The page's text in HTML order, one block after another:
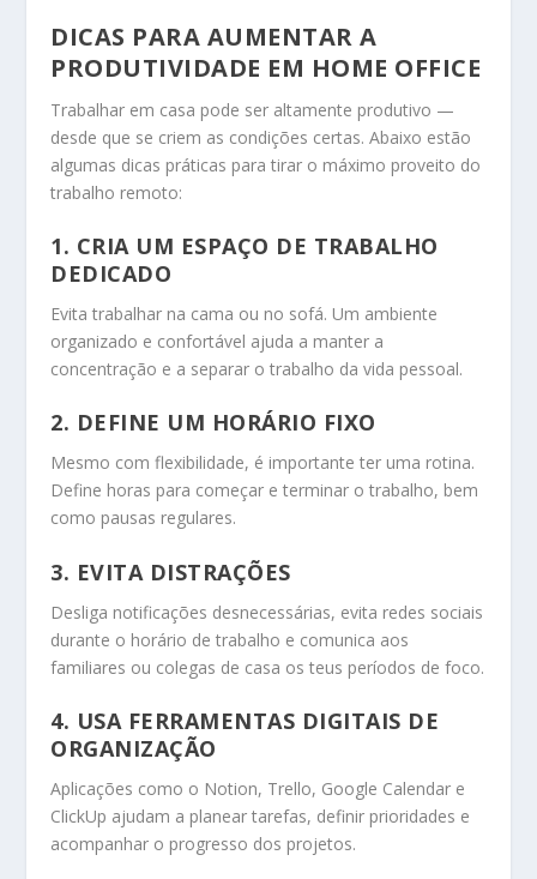
DICAS PARA AUMENTAR A
PRODUTIVIDADE EM HOME OFFICE
Trabalhar em casa pode ser altamente produtivo —
desde que se criem as condições certas. Abaixo estão
algumas dicas práticas para tirar o máximo proveito do
trabalho remoto:
1. CRIA UM ESPAÇO DE TRABALHO
DEDICADO
Evita trabalhar na cama ou no sofá. Um ambiente
organizado e confortável ajuda a manter a
concentração e a separar o trabalho da vida pessoal.
2. DEFINE UM HORÁRIO FIXO
Mesmo com flexibilidade, é importante ter uma rotina.
Define horas para começar e terminar o trabalho, bem
como pausas regulares.
3. EVITA DISTRAÇÕES
Desliga notificações desnecessárias, evita redes sociais
durante o horário de trabalho e comunica aos
familiares ou colegas de casa os teus períodos de foco.
4. USA FERRAMENTAS DIGITAIS DE
ORGANIZAÇÃO
Aplicações como o Notion, Trello, Google Calendar e
ClickUp ajudam a planear tarefas, definir prioridades e
acompanhar o progresso dos projetos.